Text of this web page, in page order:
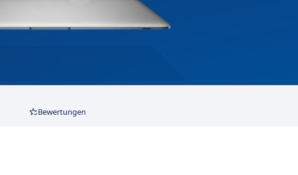
Bewertungen